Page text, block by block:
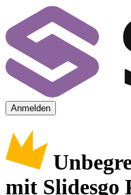
Anmelden
mit Slidesgo